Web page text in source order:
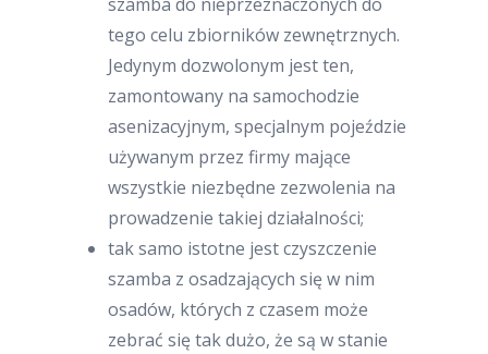
tego celu zbiorników zewnętrznych.
Jedynym dozwolonym jest ten,
zamontowany na samochodzie
asenizacyjnym, specjalnym pojeździe
używanym przez firmy mające
wszystkie niezbędne zezwolenia na
prowadzenie takiej działalności;
tak samo istotne jest czyszczenie
szamba z osadzających się w nim
osadów, których z czasem może
zebrać się tak dużo, że są w stanie